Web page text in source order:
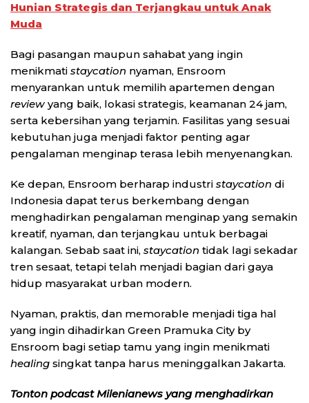
Hunian Strategis dan Terjangkau untuk Anak
Muda
Bagi pasangan maupun sahabat yang ingin
menikmati staycation nyaman, Ensroom
menyarankan untuk memilih apartemen dengan
review yang baik, lokasi strategis, keamanan 24 jam,
serta kebersihan yang terjamin. Fasilitas yang sesuai
kebutuhan juga menjadi faktor penting agar
pengalaman menginap terasa lebih menyenangkan.
Ke depan, Ensroom berharap industri staycation di
Indonesia dapat terus berkembang dengan
menghadirkan pengalaman menginap yang semakin
kreatif, nyaman, dan terjangkau untuk berbagai
kalangan. Sebab saat ini, staycation tidak lagi sekadar
tren sesaat, tetapi telah menjadi bagian dari gaya
hidup masyarakat urban modern.
Nyaman, praktis, dan memorable menjadi tiga hal
yang ingin dihadirkan Green Pramuka City by
Ensroom bagi setiap tamu yang ingin menikmati
healing singkat tanpa harus meninggalkan Jakarta.
Tonton podcast Milenianews yang menghadirkan